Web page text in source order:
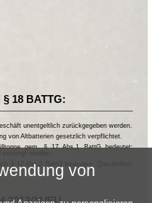
§ 18 BATTG:
unentgeltlich zurückgegeben werden.
von Altbatterien gesetzlich verpflichtet.
gem. § 17 Abs.1 BattG bedeutet:
§ 17 Abs.3 BattG bedeuten: Quecksilber,
von